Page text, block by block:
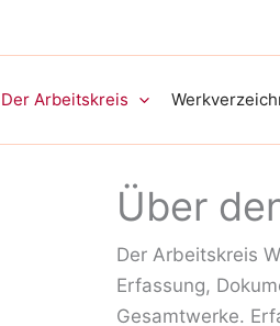
Der Arbeitskreis
Über
Der Arbeitskreis
Erfassung,
Gesamtwerke.